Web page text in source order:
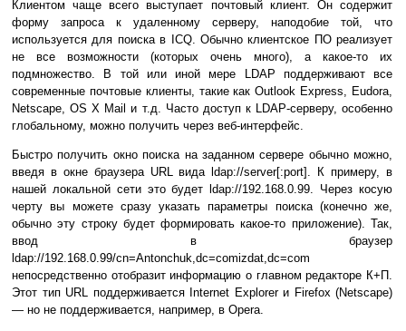
Клиентом чаще всего выступает почтовый клиент. Он содержит
форму запроса к удаленному серверу, наподобие той, что
используется для поиска в ICQ. Обычно клиентское ПО реализует
не все возможности (которых очень много), а какое-то их
подмножество. В той или иной мере LDAP поддерживают все
современные почтовые клиенты, такие как Outlook Express, Eudora,
Netscape, OS X Mail и т.д. Часто доступ к LDAP-серверу, особенно
глобальному, можно получить через веб-интерфейс.
Быстро получить окно поиска на заданном сервере обычно можно,
введя в окне браузера URL вида ldap://server[:port]. К примеру, в
нашей локальной сети это будет ldap://192.168.0.99. Через косую
черту вы можете сразу указать параметры поиска (конечно же,
обычно эту строку будет формировать какое-то приложение). Так,
ввод в браузер
ldap://192.168.0.99/cn=Antonchuk,dc=comizdat,dc=com
непосредственно отобразит информацию о главном редакторе К+П.
Этот тип URL поддерживается Internet Explorer и Firefox (Netscape)
— но не поддерживается, например, в Opera.